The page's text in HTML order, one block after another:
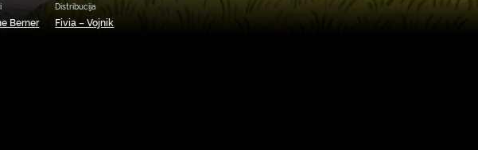
Berner
Distribucija
Fivia – Vojnik